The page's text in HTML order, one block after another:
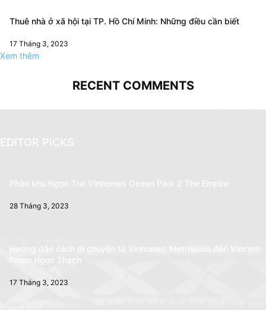
Thuê nhà ở xã hội tại TP. Hồ Chí Minh: Những điều cần biết
17 Tháng 3, 2023
Xem thêm
RECENT COMMENTS
EDITOR PICKS
Phân khu Ngọc Trai Vinhomes Ocean Park 2 The Empire
28 Tháng 3, 2023
Hướng dẫn cách di chuyển từ Vinhomes Metropolis đến Vincom
Phạm Ngọc Thạch
17 Tháng 3, 2023